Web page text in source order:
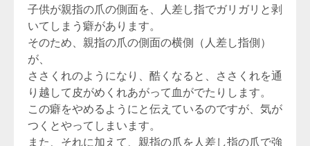
子供が親指の爪の側面を、人差し指でガリガリと剥
いてしまう癖があります。
そのため、親指の爪の側面の横側（人差し指側）
が、
ささくれのようになり、酷くなると、ささくれを通
り越して皮がめくれあがって血がでたりします。
この癖をやめるようにと伝えているのですが、気が
つくとやってしまいます。
また、それに加えて、親指の爪を人差し指の爪で強